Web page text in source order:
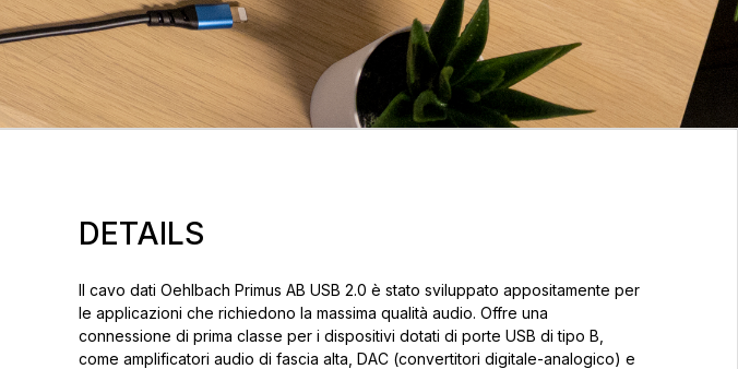
DETAILS
Il cavo dati Oehlbach Primus AB USB 2.0 è stato sviluppato appositamente per
le applicazioni che richiedono la massima qualità audio. Offre una
connessione di prima classe per i dispositivi dotati di porte USB di tipo B,
come amplificatori audio di fascia alta, DAC (convertitori digitale-analogico) e